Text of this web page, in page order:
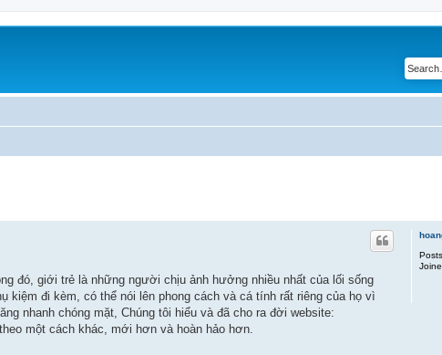
đó, giới trẻ là những người chịu ảnh hưởng nhiều nhất của lối sống
kiệm đi kèm, có thể nói lên phong cách và cá tính rất riêng của họ vì
nhanh chóng mặt, Chúng tôi hiểu và đã cho ra đời website:
một cách khác, mới hơn và hoàn hảo hơn.